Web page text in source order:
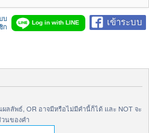
l
e
n
a
a
i
เข้าระบบ
Log in with LINE
บ
ก
ลลัพธ์, OR อาจมีหรือไม่มีคำนี้ก็ได้ และ NOT จะ
นของคำ